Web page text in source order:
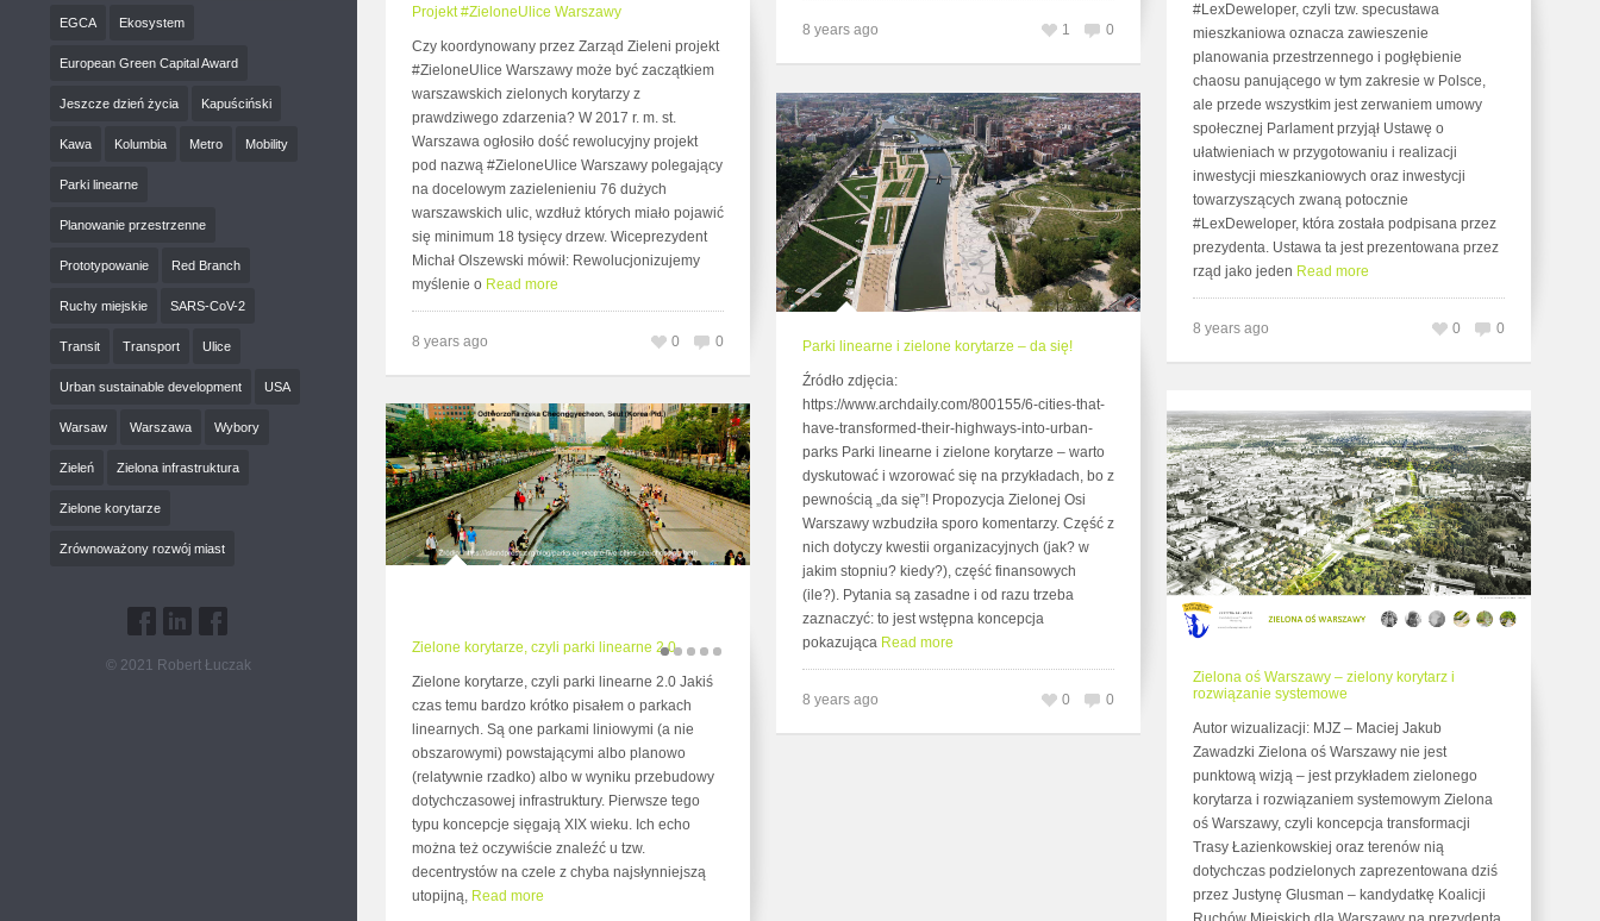
EGCA Ekosystem
European Green Capital Award
Jeszcze dzień życia Kapuściński
Kawa Kolumbia Metro Mobility
Parki linearne
Planowanie przestrzenne
Prototypowanie Red Branch
Ruchy miejskie SARS-CoV-2
Transit Transport Ulice
Urban sustainable development USA
Warsaw Warszawa Wybory
Zieleń Zielona infrastruktura
Zielone korytarze
Zrównoważony rozwój miast
© 2021 Robert Łuczak
Projekt #ZieloneUlice Warszawy
Czy koordynowany przez Zarząd Zieleni projekt
#ZieloneUlice Warszawy może być zaczątkiem
warszawskich zielonych korytarzy z
prawdziwego zdarzenia? W 2017 r. m. st.
Warszawa ogłosiło dość rewolucyjny projekt
pod nazwą #ZieloneUlice Warszawy polegający
na docelowym zazielenieniu 76 dużych
warszawskich ulic, wzdłuż których miało pojawić
się minimum 18 tysięcy drzew. Wiceprezydent
Michał Olszewski mówił: Rewolucjonizujemy
myślenie o Read more
8 years ago 0
0
8 years ago 0
1
#LexDeweloper, czyli tzw. specustawa
mieszkaniowa oznacza zawieszenie
planowania przestrzennego i pogłębienie
chaosu panującego w tym zakresie w Polsce,
ale przede wszystkim jest zerwaniem umowy
społecznej Parlament przyjął Ustawę o
ułatwieniach w przygotowaniu i realizacji
inwestycji mieszkaniowych oraz inwestycji
towarzyszących zwaną potocznie
#LexDeweloper, która została podpisana przez
prezydenta. Ustawa ta jest prezentowana przez
rząd jako jeden Read more
8 years ago 0
0
Parki linearne i zielone korytarze – da się!
Źródło zdjęcia:
https://www.archdaily.com/800155/6-cities-that-
have-transformed-their-highways-into-urban-
parks Parki linearne i zielone korytarze – warto
dyskutować i wzorować się na przykładach, bo z
pewnością „da się”! Propozycja Zielonej Osi
Warszawy wzbudziła sporo komentarzy. Część z
nich dotyczy kwestii organizacyjnych (jak? w
jakim stopniu? kiedy?), część finansowych
(ile?). Pytania są zasadne i od razu trzeba
zaznaczyć: to jest wstępna koncepcja
pokazująca Read more
8 years ago 0
0
Zielona oś Warszawy – zielony korytarz i
rozwiązanie systemowe
Autor wizualizacji: MJZ – Maciej Jakub
Zawadzki Zielona oś Warszawy nie jest
punktową wizją – jest przykładem zielonego
korytarza i rozwiązaniem systemowym Zielona
oś Warszawy, czyli koncepcja transformacji
Trasy Łazienkowskiej oraz terenów nią
dotychczas podzielonych zaprezentowana dziś
przez Justynę Glusman – kandydatkę Koalicji
1 2 3 4
Zielone korytarze, czyli parki linearne 2.0
Zielone korytarze, czyli parki linearne 2.0 Jakiś
czas temu bardzo krótko pisałem o parkach
linearnych. Są one parkami liniowymi (a nie
obszarowymi) powstającymi albo planowo
(relatywnie rzadko) albo w wyniku przebudowy
dotychczasowej infrastruktury. Pierwsze tego
typu koncepcje sięgają XIX wieku. Ich echo
można też oczywiście znaleźć u tzw.
decentrystów na czele z chyba najsłynniejszą
utopijną, Read more